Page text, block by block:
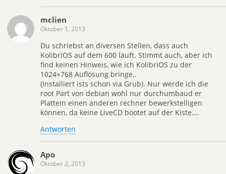
mclien
Oktober 1, 2013
Du schriebst an diversen Stellen, dass auch
KolibriOS auf dem 600 läuft. Stimmt auch, aber ich
find keinen Hinweis, wie ich KolibriOS zu der
1024×768 Auflösung bringe..
(Installiert ists schon via Grub). Nur werde ich die
root Part von debian wohl nur durchumbaud er
Plattein einen anderen rechner bewerkstelligen
können, da keine LiveCD bootet auf der Kiste….
Antworten
Apo
Oktober 2, 2013